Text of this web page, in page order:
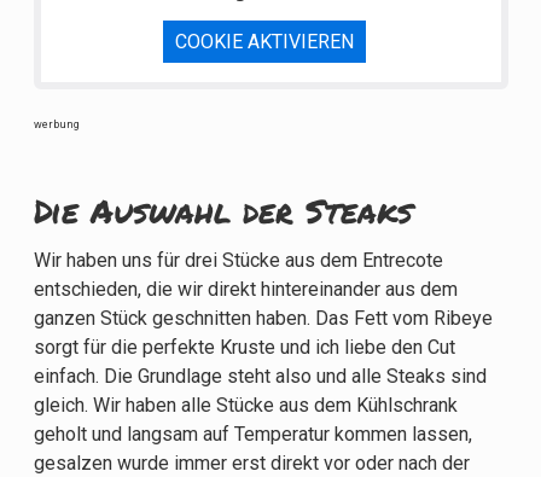
COOKIE AKTIVIEREN
werbung
Die Auswahl der Steaks
Wir haben uns für drei Stücke aus dem Entrecote
entschieden, die wir direkt hintereinander aus dem
ganzen Stück geschnitten haben. Das Fett vom Ribeye
sorgt für die perfekte Kruste und ich liebe den Cut
einfach. Die Grundlage steht also und alle Steaks sind
gleich. Wir haben alle Stücke aus dem Kühlschrank
geholt und langsam auf Temperatur kommen lassen,
gesalzen wurde immer erst direkt vor oder nach der